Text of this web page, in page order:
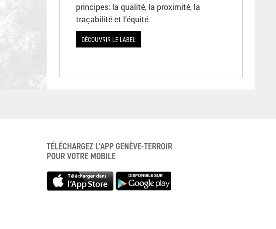
principes: la qualité, la proximité, la
traçabilité et l’équité.
DÉCOUVRIR LE LABEL
TÉLÉCHARGEZ L’APP GENÈVE-TERROIR
POUR VOTRE MOBILE